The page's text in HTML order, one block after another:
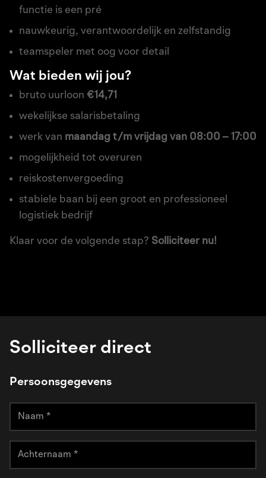
functie is een pré
nauwkeurig, verantwoordelijk en zelfstandig
teamspeler met oog voor detail
Wat bieden wij jou?
bruto uurloon €14,71
wekelijkse salarisbetaling
werk van maandag t/m vrijdag van 08:00 – 17:00
mogelijkheid tot overuren
reiskostenvergoeding
stabiele baan bij een groot en professioneel
logistiek bedrijf
Klaar voor de volgende stap? Solliciteer nu!
Solliciteer direct
Persoonsgegevens